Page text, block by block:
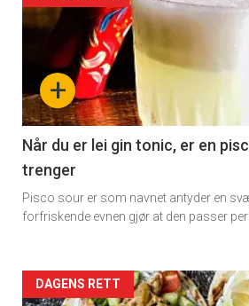
Apéritif
detail
section
11
Dagens
rett
+
Når du er lei gin tonic, er en
trenger
Pisco sour er som navnet antyder en
forfriskende evnen gjør at den passer
Artikler
DAGENS RETT